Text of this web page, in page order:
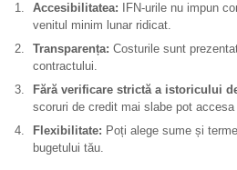
Accesibilitatea: IFN-urile nu impun
venitul minim lunar ridicat.
Transparența: Costurile sunt
contractului.
Fără verificare strictă a istoricului
scoruri de credit mai slabe pot
Flexibilitate: Poți alege sume și
bugetului tău.